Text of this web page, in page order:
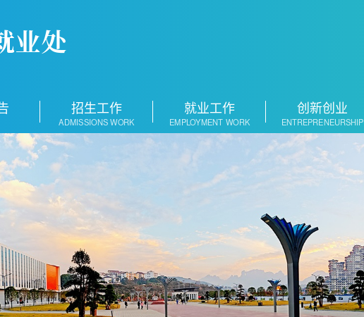
招生工作
ADMISSIONS WORK
就业工作
EMPLOYMENT WORK
创新创业
ENTREPRENEURSHIP